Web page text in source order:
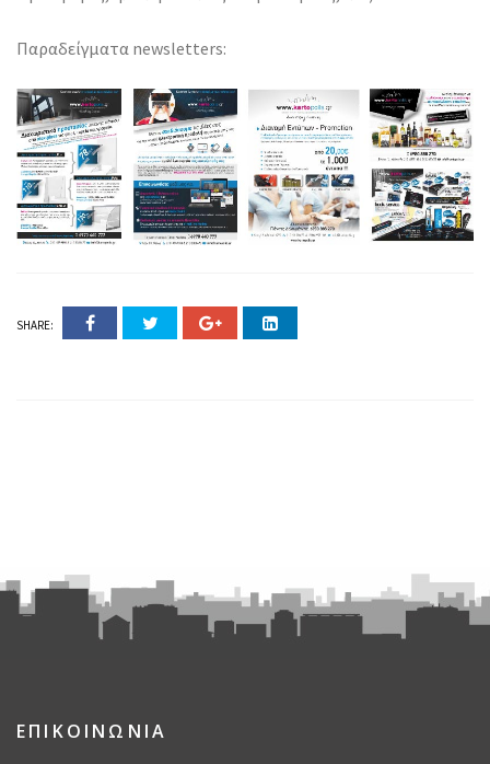
Παραδείγματα newsletters:
SHARE:
ΕΠΙΚΟΙΝΩΝΙΑ